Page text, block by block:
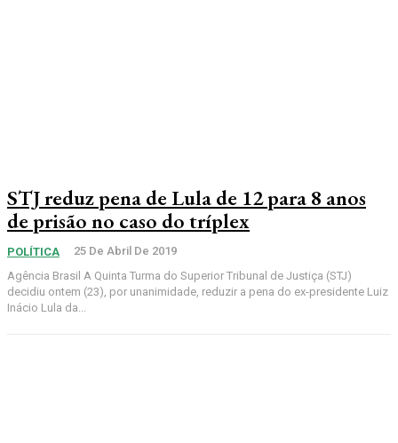
STJ reduz pena de Lula de 12 para 8 anos
de prisão no caso do tríplex
POLÍTICA
25 De Abril De 2019
Agência Brasil A Quinta Turma do Superior Tribunal de Justiça (STJ)
decidiu ontem (23), por unanimidade, reduzir a pena do ex-presidente Luiz
Inácio Lula da...